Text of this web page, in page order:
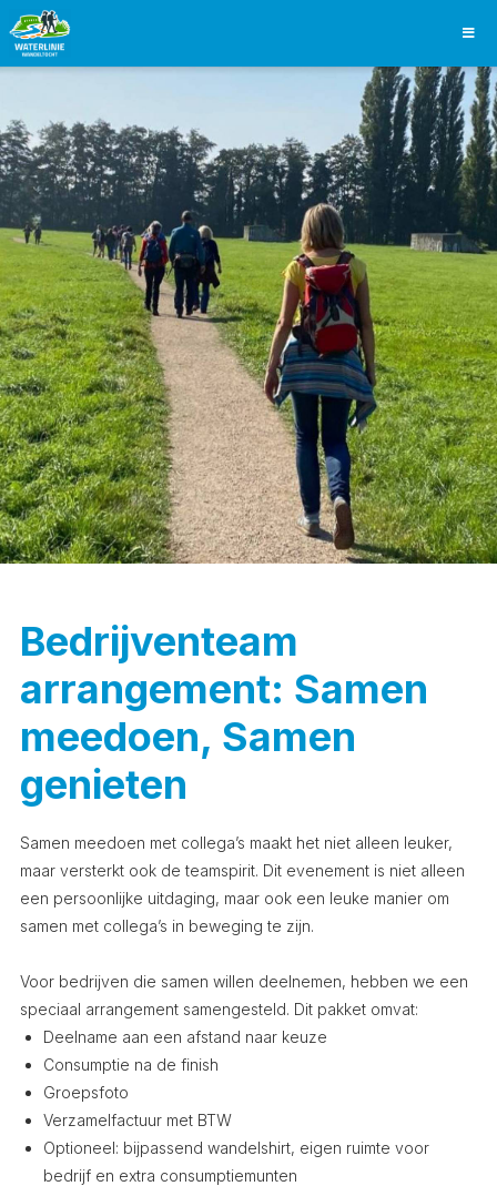
Bedrijventeam
arrangement: Samen
meedoen, Samen
genieten
Samen meedoen met collega’s maakt het niet alleen leuker,
maar versterkt ook de teamspirit. Dit evenement is niet alleen
een persoonlijke uitdaging, maar ook een leuke manier om
samen met collega’s in beweging te zijn.
Voor bedrijven die samen willen deelnemen, hebben we een
speciaal arrangement samengesteld. Dit pakket omvat:
Deelname aan een afstand naar keuze
Consumptie na de finish
Groepsfoto
Verzamelfactuur met BTW
Optioneel: bijpassend wandelshirt, eigen ruimte voor
bedrijf en extra consumptiemunten